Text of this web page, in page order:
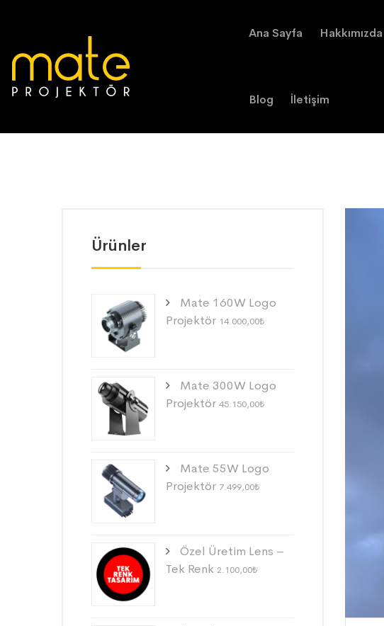
Ana Sayfa Hakkımızda
Blog İletişim
Ürünler
Mate 160W Logo
Projektör 14.000,00₺
Mate 300W Logo
Projektör 45.150,00₺
Mate 55W Logo
Projektör 7.499,00₺
Özel Üretim Lens –
Tek Renk 2.100,00₺